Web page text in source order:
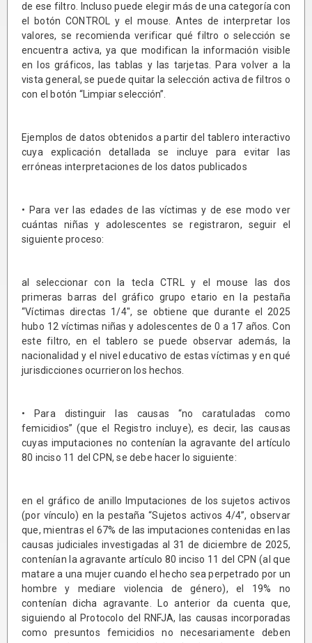
de ese filtro. Incluso puede elegir más de una categoría con
el botón CONTROL y el mouse. Antes de interpretar los
valores, se recomienda verificar qué filtro o selección se
encuentra activa, ya que modifican la información visible
en los gráficos, las tablas y las tarjetas. Para volver a la
vista general, se puede quitar la selección activa de filtros o
con el botón “Limpiar selección”.
Ejemplos de datos obtenidos a partir del tablero interactivo
cuya explicación detallada se incluye para evitar las
erróneas interpretaciones de los datos publicados
• Para ver las edades de las víctimas y de ese modo ver
cuántas niñas y adolescentes se registraron, seguir el
siguiente proceso:
al seleccionar con la tecla CTRL y el mouse las dos
primeras barras del gráfico grupo etario en la pestaña
“Víctimas directas 1/4″, se obtiene que durante el 2025
hubo 12 víctimas niñas y adolescentes de 0 a 17 años. Con
este filtro, en el tablero se puede observar además, la
nacionalidad y el nivel educativo de estas víctimas y en qué
jurisdicciones ocurrieron los hechos.
• Para distinguir las causas “no caratuladas como
femicidios” (que el Registro incluye), es decir, las causas
cuyas imputaciones no contenían la agravante del artículo
80 inciso 11 del CPN, se debe hacer lo siguiente:
en el gráfico de anillo Imputaciones de los sujetos activos
(por vínculo) en la pestaña “Sujetos activos 4/4”, observar
que, mientras el 67% de las imputaciones contenidas en las
causas judiciales investigadas al 31 de diciembre de 2025,
contenían la agravante artículo 80 inciso 11 del CPN (al que
matare a una mujer cuando el hecho sea perpetrado por un
hombre y mediare violencia de género), el 19% no
contenían dicha agravante. Lo anterior da cuenta que,
siguiendo al Protocolo del RNFJA, las causas incorporadas
como presuntos femicidios no necesariamente deben